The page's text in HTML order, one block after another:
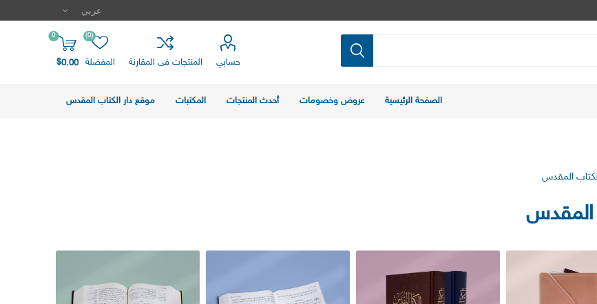
حسابي المنتجات فى المقارنة المفضلة
(0)
0
$0.00
الصفحة الرئيسية عروض وخصومات أحدث المنتجات المكتبات موقع دار الكتاب المقدس
المقدس
المقدس